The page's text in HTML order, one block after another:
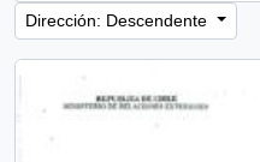
Dirección: Descendente